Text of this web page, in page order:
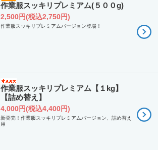
作業服スッキリプレミアム(５００g)
2,500円(税込2,750円)
作業服スッキリプレミアムバージョン登場！
作業服スッキリプレミアム【１kg】
【詰め替え】
4,000円(税込4,400円)
新発売！作業服スッキリプレミアムバージョン、詰め替え
用